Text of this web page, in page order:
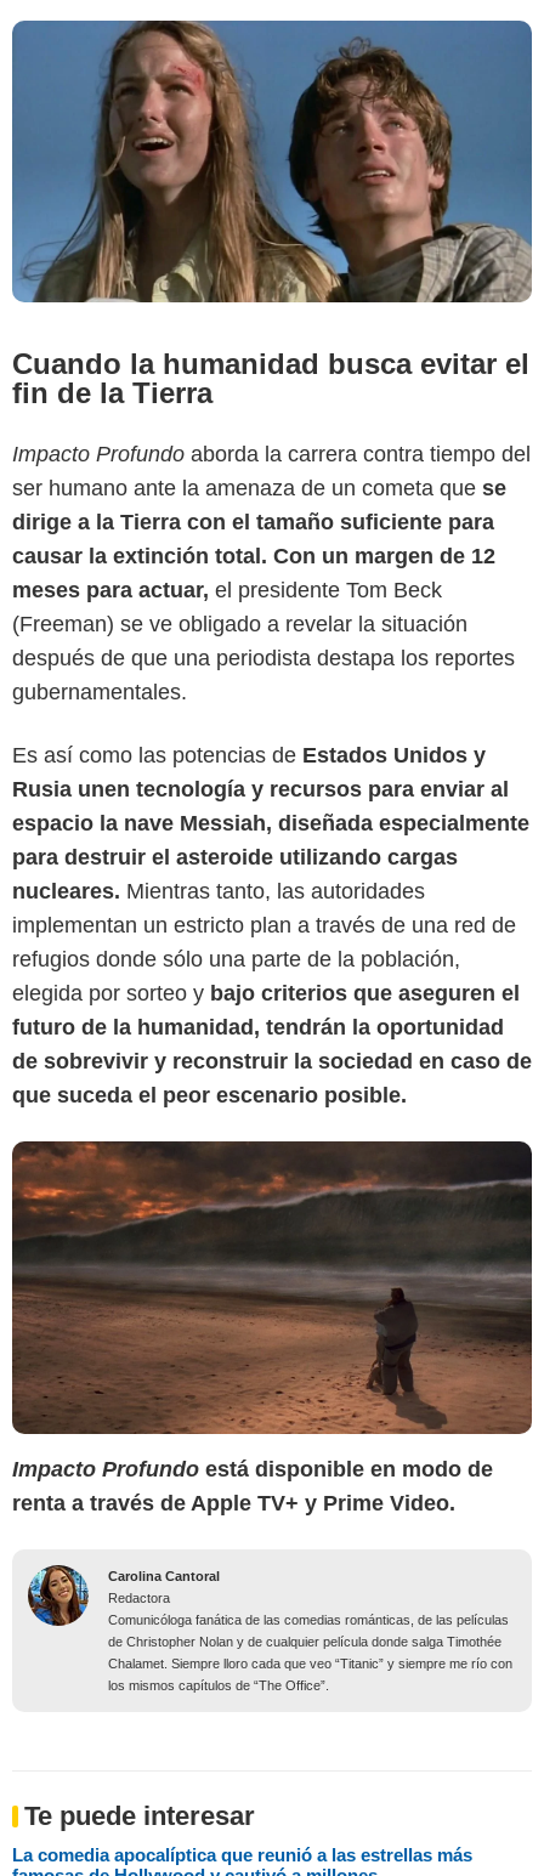
Cuando la humanidad busca evitar el
fin de la Tierra
Impacto Profundo aborda la carrera contra tiempo del
ser humano ante la amenaza de un cometa que se
dirige a la Tierra con el tamaño suficiente para
causar la extinción total. Con un margen de 12
meses para actuar, el presidente Tom Beck
(Freeman) se ve obligado a revelar la situación
después de que una periodista destapa los reportes
gubernamentales.
Es así como las potencias de Estados Unidos y
Rusia unen tecnología y recursos para enviar al
espacio la nave Messiah, diseñada especialmente
para destruir el asteroide utilizando cargas
nucleares. Mientras tanto, las autoridades
implementan un estricto plan a través de una red de
refugios donde sólo una parte de la población,
elegida por sorteo y bajo criterios que aseguren el
futuro de la humanidad, tendrán la oportunidad
de sobrevivir y reconstruir la sociedad en caso de
que suceda el peor escenario posible.
DreamWorks Pictures
Impacto Profundo está disponible en modo de
renta a través de Apple TV+ y Prime Video.
Carolina Cantoral
Redactora
Comunicóloga fanática de las comedias románticas, de las películas
de Christopher Nolan y de cualquier película donde salga Timothée
Chalamet. Siempre lloro cada que veo “Titanic” y siempre me río con
los mismos capítulos de “The Office”.
Te puede interesar
La comedia apocalíptica que reunió a las estrellas más